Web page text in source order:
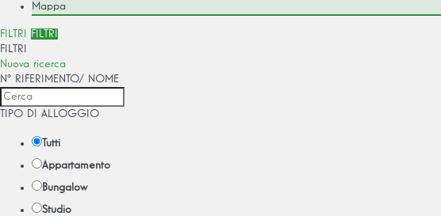
Mappa
FILTRI
FILTRI
FILTRI
Nuova ricerca
Nº RIFERIMENTO/ NOME
TIPO DI ALLOGGIO
Tutti
Appartamento
Bungalow
Studio